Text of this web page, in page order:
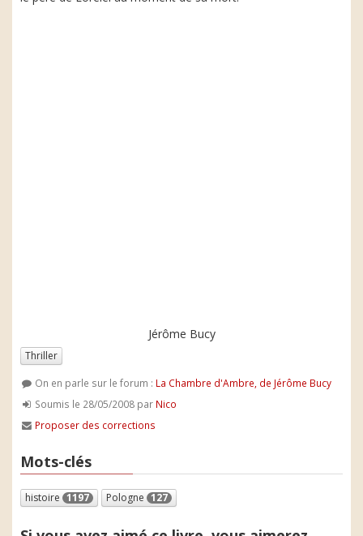
Jérôme Bucy
Thriller
On en parle sur le forum : La Chambre d'Ambre, de Jérôme Bucy
Soumis le 28/05/2008 par Nico
Proposer des corrections
Mots-clés
histoire 1197 Pologne 127